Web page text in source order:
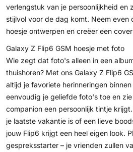
verlengstuk van je persoonlijkheid en
stijlvol voor de dag komt. Neem even
hoesje ontwerpen en creëer een
Galaxy Z Flip6 GSM hoesje met foto
Wie zegt dat foto's alleen in een
thuishoren? Met ons Galaxy Z Flip6
altijd je favoriete herinneringen
eenvoudig je geliefde foto's toe en
companion een persoonlijk tintje
je laatste vakantie is of een lieve
jouw Flip6 krijgt een heel eigen look.
gespreksstarter – je vrienden zullen